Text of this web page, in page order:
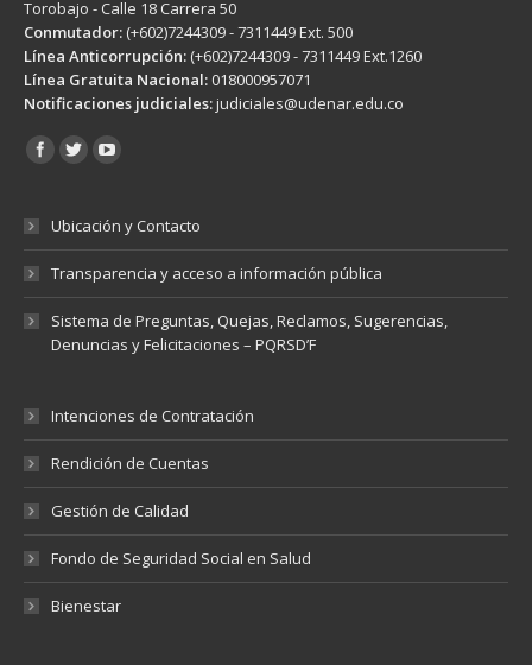
Torobajo - Calle 18 Carrera 50
Conmutador: (+602)7244309 - 7311449 Ext. 500
Línea Anticorrupción: (+602)7244309 - 7311449 Ext.1260
Línea Gratuita Nacional: 018000957071
Notificaciones judiciales:judiciales@udenar.edu.co
Encuéntranos en:
Ubicación y Contacto
Transparencia y acceso a información pública
Sistema de Preguntas, Quejas, Reclamos, Sugerencias,
Denuncias y Felicitaciones – PQRSD’F
Intenciones de Contratación
Rendición de Cuentas
Gestión de Calidad
Fondo de Seguridad Social en Salud
Bienestar